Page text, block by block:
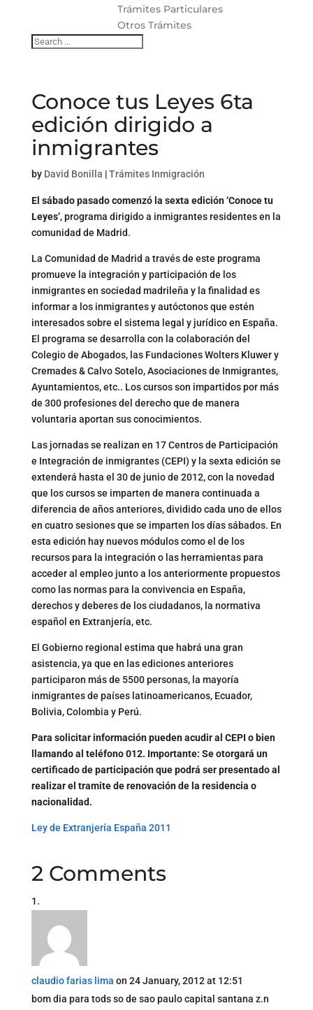
Trámites Particulares
Otros Trámites
Conoce tus Leyes 6ta
edición dirigido a
inmigrantes
by David Bonilla |Trámites Inmigración
El sábado pasado comenzó la sexta edición ‘Conoce tu
Leyes’, programa dirigido a inmigrantes residentes en la
comunidad de Madrid.
La Comunidad de Madrid a través de este programa
promueve la integración y participación de los
inmigrantes en sociedad madrileña y la finalidad es
informar a los inmigrantes y autóctonos que estén
interesados sobre el sistema legal y jurídico en España.
El programa se desarrolla con la colaboración del
Colegio de Abogados, las Fundaciones Wolters Kluwer y
Cremades & Calvo Sotelo, Asociaciones de Inmigrantes,
Ayuntamientos, etc.. Los cursos son impartidos por más
de 300 profesiones del derecho que de manera
voluntaria aportan sus conocimientos.
Las jornadas se realizan en 17 Centros de Participación
e Integración de inmigrantes (CEPI) y la sexta edición se
extenderá hasta el 30 de junio de 2012, con la novedad
que los cursos se imparten de manera continuada a
diferencia de años anteriores, dividido cada uno de ellos
en cuatro sesiones que se imparten los días sábados. En
esta edición hay nuevos módulos como el de los
recursos para la integración o las herramientas para
acceder al empleo junto a los anteriormente propuestos
como las normas para la convivencia en España,
derechos y deberes de los ciudadanos, la normativa
español en Extranjería, etc.
El Gobierno regional estima que habrá una gran
asistencia, ya que en las ediciones anteriores
participaron más de 5500 personas, la mayoría
inmigrantes de países latinoamericanos, Ecuador,
Bolivia, Colombia y Perú.
Para solicitar información pueden acudir al CEPI o bien
llamando al teléfono 012. Importante: Se otorgará un
certificado de participación que podrá ser presentado al
realizar el tramite de renovación de la residencia o
nacionalidad.
Ley de Extranjería España 2011
2 Comments
claudio farias lima on 24 January, 2012 at 12:51
bom dia para tods so de sao paulo capital santana z.n